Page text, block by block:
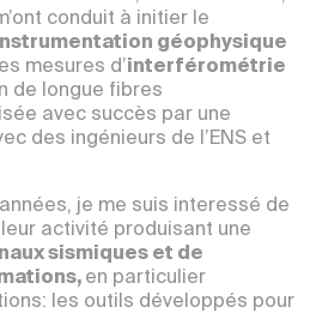
conduit à initier le
géophysique
mesures d’interférométrie
de longue fibres
avec succès par une
des ingénieurs de l’ENS et
je me suis interessé de
leur activité produisant une
sismiques et de
en particulier
les outils développés pour